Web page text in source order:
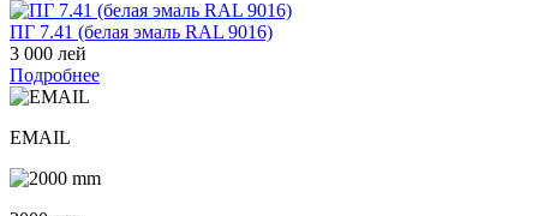
ПГ 7.41 (белая эмаль RAL 9016)
3 000 лей
Подробнее
EMAIL